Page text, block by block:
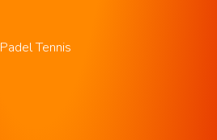
Padel Tennis